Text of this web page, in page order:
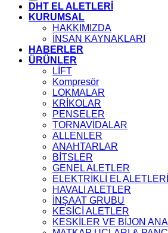
DHT EL ALETLERİ
KURUMSAL
HAKKIMIZDA
İNSAN KAYNAKLARI
HABERLER
ÜRÜNLER
LİFT
Kompresör
LOKMALAR
KRİKOLAR
PENSELER
TORNAVİDALAR
ALLENLER
ANAHTARLAR
BİTSLER
GENEL ALETLER
ELEKTRİKLİ EL ALETLERİ
HAVALI ALETLER
İNŞAAT GRUBU
KESİCİ ALETLER
KESKİLER VE BİJON